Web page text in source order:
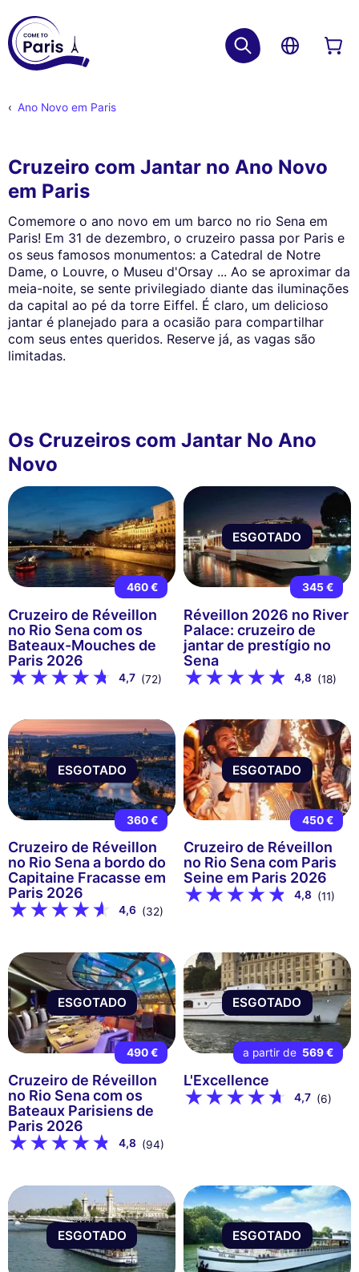
Ano Novo em Paris
Cruzeiro com Jantar no Ano Novo
em Paris
Comemore o ano novo em um barco no rio Sena em
Paris! Em 31 de dezembro, o cruzeiro passa por Paris e
os seus famosos monumentos: a Catedral de Notre
Dame, o Louvre, o Museu d'Orsay ... Ao se aproximar da
meia-noite, se sente privilegiado diante das iluminações
da capital ao pé da torre Eiffel. É claro, um delicioso
jantar é planejado para a ocasião para compartilhar
com seus entes queridos. Reserve já, as vagas são
limitadas.
Os Cruzeiros com Jantar No Ano
Novo
460 €
Cruzeiro de Réveillon
no Rio Sena com os
Bateaux-Mouches de
Paris 2026
4,7 (72)
ESGOTADO
345 €
Réveillon 2026 no River
Palace: cruzeiro de
jantar de prestígio no
Sena
4,8 (18)
ESGOTADO
360 €
Cruzeiro de Réveillon
no Rio Sena a bordo do
Capitaine Fracasse em
Paris 2026
4,6 (32)
ESGOTADO
450 €
Cruzeiro de Réveillon
no Rio Sena com Paris
Seine em Paris 2026
4,8 (11)
ESGOTADO
490 €
Cruzeiro de Réveillon
no Rio Sena com os
Bateaux Parisiens de
Paris 2026
4,8 (94)
ESGOTADO
a partir de 569 €
L'Excellence
4,7 (6)
ESGOTADO ESGOTADO